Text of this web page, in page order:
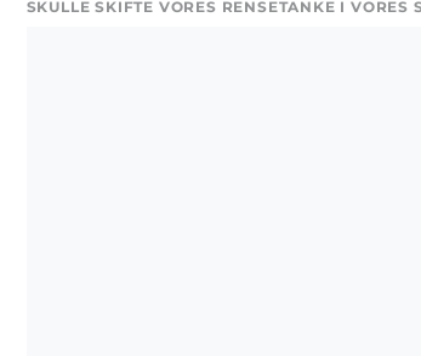
SKULLE SKIFTE VORES RENSETANKE I VORES